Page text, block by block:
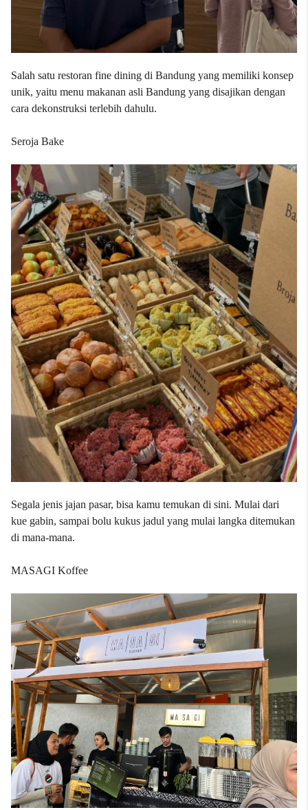
Salah satu restoran fine dining di Bandung yang memiliki konsep
unik, yaitu menu makanan asli Bandung yang disajikan dengan
cara dekonstruksi terlebih dahulu.
Seroja Bake
Segala jenis jajan pasar, bisa kamu temukan di sini. Mulai dari
kue gabin, sampai bolu kukus jadul yang mulai langka ditemukan
di mana-mana.
MASAGI Koffee